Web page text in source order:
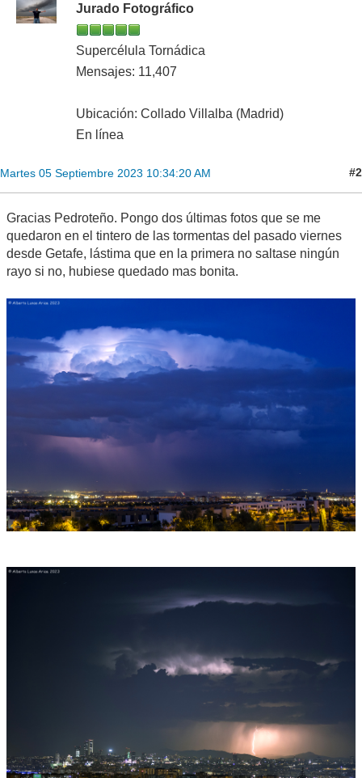
Jurado Fotográfico
Supercélula Tornádica
Mensajes: 11,407
Ubicación: Collado Villalba (Madrid)
En línea
Martes 05 Septiembre 2023 10:34:20 AM #2
Gracias Pedroteño. Pongo dos últimas fotos que se me
quedaron en el tintero de las tormentas del pasado viernes
desde Getafe, lástima que en la primera no saltase ningún
rayo si no, hubiese quedado mas bonita.